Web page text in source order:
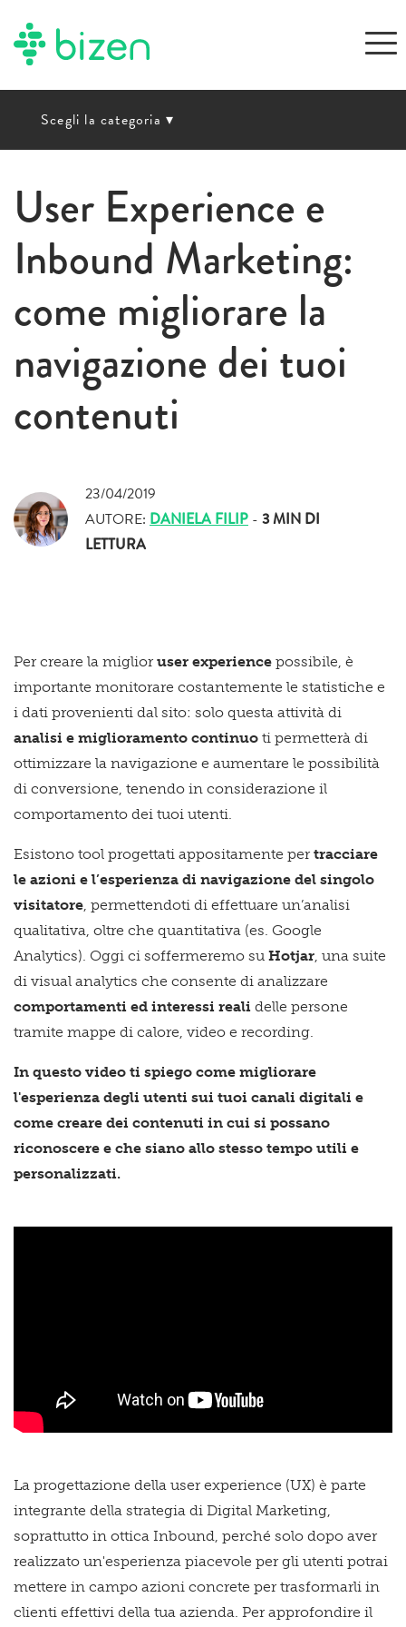
Scegli la categoria ▾
User Experience e
Inbound Marketing:
come migliorare la
navigazione dei tuoi
contenuti
23/04/2019
AUTORE: DANIELA FILIP - 3 MIN DI
LETTURA
Per creare la miglior user experience possibile, è
importante monitorare costantemente le statistiche e
i dati provenienti dal sito: solo questa attività di
analisi e miglioramento continuo ti permetterà di
ottimizzare la navigazione e aumentare le possibilità
di conversione, tenendo in considerazione il
comportamento dei tuoi utenti.
Esistono tool progettati appositamente per tracciare
le azioni e l’esperienza di navigazione del singolo
visitatore , permettendoti di effettuare un’analisi
qualitativa, oltre che quantitativa (es. Google
Analytics). Oggi ci soffermeremo su Hotjar , una suite
di visual analytics che consente di analizzare
comportamenti ed interessi reali delle persone
tramite mappe di calore, video e recording.
In questo video ti spiego come migliorare
l'esperienza degli utenti sui tuoi canali digitali e
come creare dei contenuti in cui si possano
riconoscere e che siano allo stesso tempo utili e
personalizzati.
La progettazione della user experience (UX) è parte
integrante della strategia di Digital Marketing,
soprattutto in ottica Inbound, perché solo dopo aver
realizzato un'esperienza piacevole per gli utenti potrai
mettere in campo azioni concrete per trasformarli in
clienti effettivi della tua azienda. Per approfondire il